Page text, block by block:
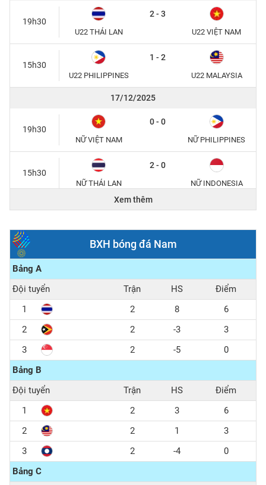
19h30
U22 THÁI LAN
2 - 3
U22 VIỆT NAM
15h30
U22 PHILIPPINES
1 - 2
U22 MALAYSIA
17/12/2025
19h30
NỮ VIỆT NAM
0 - 0
NỮ PHILIPPINES
15h30
NỮ THÁI LAN
2 - 0
NỮ INDONESIA
15/12/2025
20h00
U22 THÁI LAN
1 - 0
15h30
U22 PHILIPPINES
Xem thêm
BXH bóng đá Nam
Bảng A
Đội tuyển
Trận HS
Điểm
1
2 8
6
2
2 -3
3
3
2 -5
0
Bảng B
Đội tuyển
Trận HS
Điểm
1
2 3
6
2
2 1
3
3
2 -4
0
Bảng C